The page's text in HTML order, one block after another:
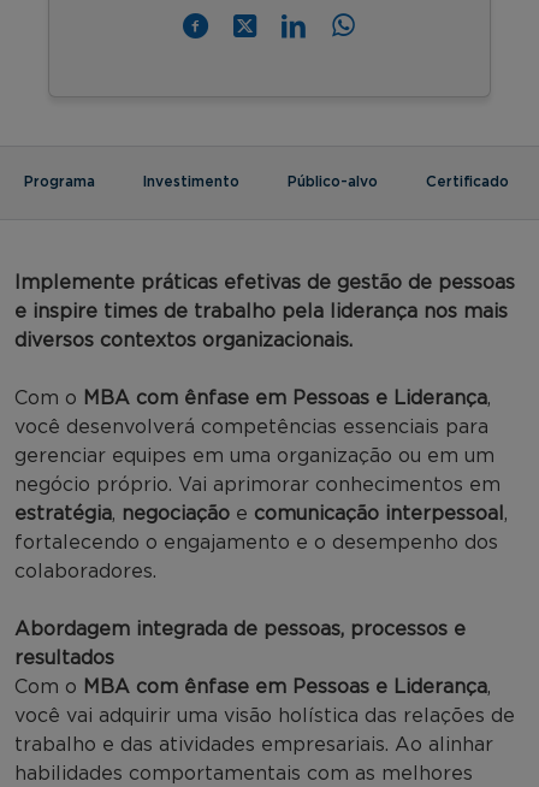
Programa Investimento Público-alvo Certificado
Implemente práticas efetivas de gestão de pessoas
e inspire times de trabalho pela liderança nos mais
diversos contextos organizacionais.
Com o MBA com ênfase em Pessoas e Liderança,
você desenvolverá competências essenciais para
gerenciar equipes em uma organização ou em um
negócio próprio. Vai aprimorar conhecimentos em
estratégia, negociação e comunicação interpessoal ,
fortalecendo o engajamento e o desempenho dos
colaboradores.
Abordagem integrada de pessoas, processos e
resultados
Com o MBA com ênfase em Pessoas e Liderança,
você vai adquirir uma visão holística das relações de
trabalho e das atividades empresariais. Ao alinhar
habilidades comportamentais com as melhores